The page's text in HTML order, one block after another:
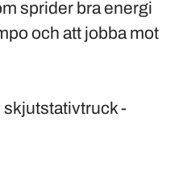
sprider bra energi
och att jobba mot
skjutstativtruck -